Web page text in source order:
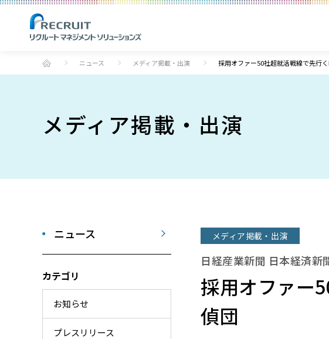
ニュース メディア掲載・出演 採用オファー50社超就活戦線で先行
メディア掲載・出演
ニュース
カテゴリ
お知らせ
プレスリリース
メディア掲載・出演
日経産業新聞 日本経済新
採用オファー
偵団